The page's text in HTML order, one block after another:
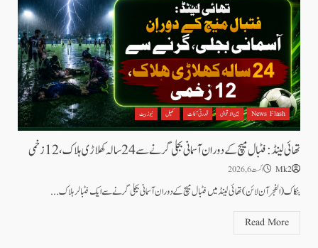
News Flash بین الاقوامی قدرتی آفات کھیل نیوز بیٹ
تھائی لینڈ: فٹبال میچ کے دوران آسمانی بجلی گرنے سے 24 سالہ کھلاڑی ہلاک، 12 زخمی
Mk2 اگست 6, 2026
بنکاک (الفجرآن لائن) تھائی لینڈ میں فٹبال میچ کے دوران آسمانی بجلی گرنے سے ایک فٹبالر ہلاک...
Read More